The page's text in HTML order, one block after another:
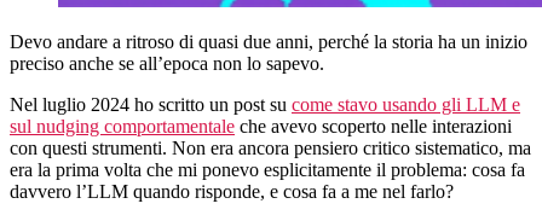
Devo andare a ritroso di quasi due anni, perché la storia ha un inizio
preciso anche se all’epoca non lo sapevo.
Nel luglio 2024 ho scritto un post su come stavo usando gli LLM e
sul nudging comportamentale che avevo scoperto nelle interazioni
con questi strumenti. Non era ancora pensiero critico sistematico, ma
era la prima volta che mi ponevo esplicitamente il problema: cosa fa
davvero l’LLM quando risponde, e cosa fa a me nel farlo?